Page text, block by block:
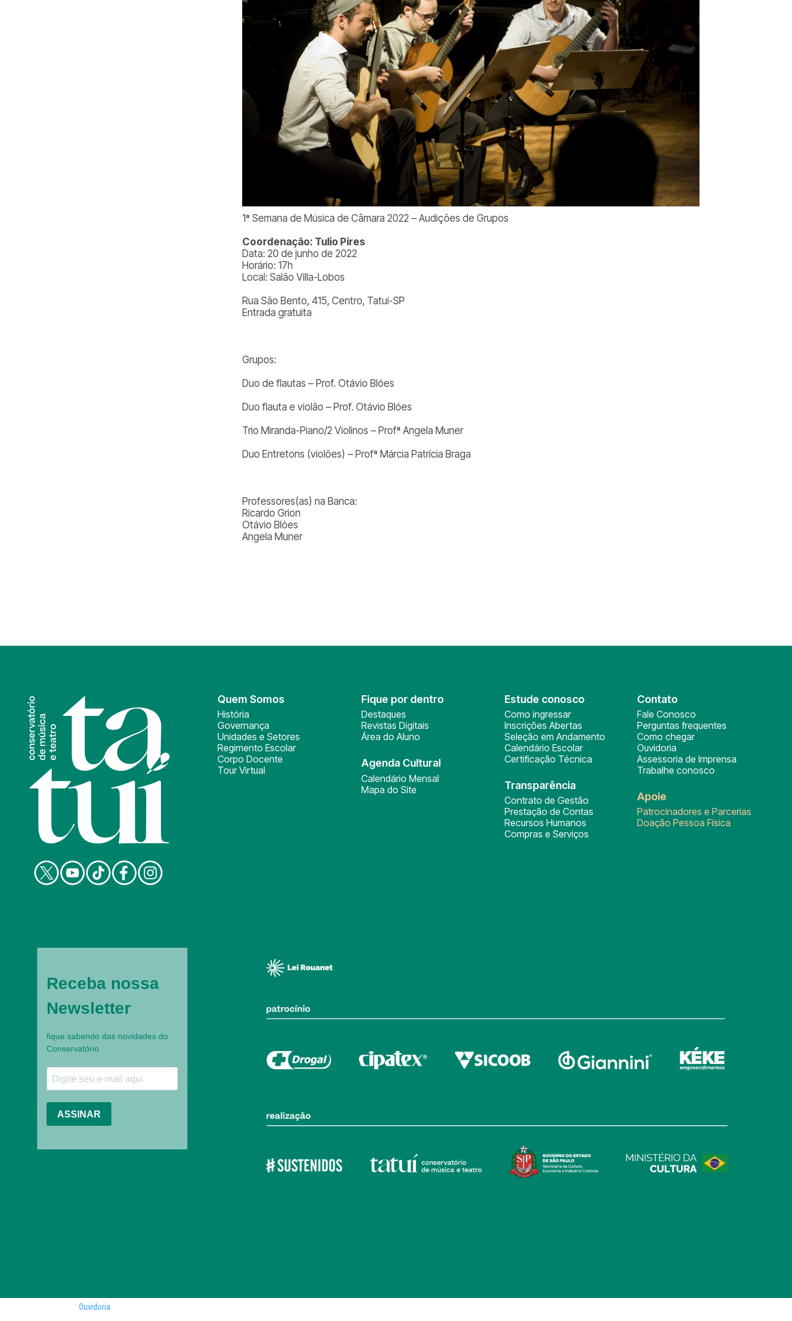
1ª Semana de Música de Câmara 2022 – Audições de Grupos
Coordenação: Tulio Pires
Data: 20 de junho de 2022
Horário: 17h
Local: Salão Villa-Lobos
Rua São Bento, 415, Centro, Tatuí-SP
Entrada gratuita
Grupos:
Duo de flautas – Prof. Otávio Blóes
Duo flauta e violão – Prof. Otávio Blóes
Trio Miranda-Piano/2 Violinos – Profª Angela Muner
Duo Entretons (violões) – Profª Márcia Patrícia Braga
Professores(as) na Banca:
Ricardo Grion
Otávio Blóes
Angela Muner
Quem Somos
História
Governança
Unidades e Setores
Regimento Escolar
Corpo Docente
Tour Virtual
Fique por dentro
Destaques
Revistas Digitais
Área do Aluno
Agenda Cultural
Calendário Mensal
Mapa do Site
Estude conosco
Como ingressar
Inscrições Abertas
Seleção em Andamento
Calendário Escolar
Certificação Técnica
Transparência
Contrato de Gestão
Prestação de Contas
Recursos Humanos
Compras e Serviços
Contato
Fale Conosco
Perguntas frequentes
Como chegar
Ouvidoria
Assessoria de Imprensa
Trabalhe conosco
Apoie
Patrocinadores e Parcerias
Doação Pessoa Física
Ouvidoria